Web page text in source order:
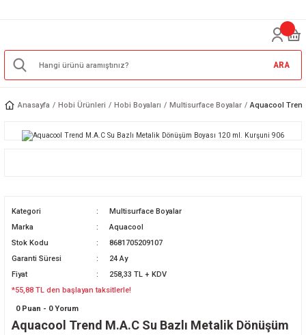
ARA
Anasayfa Hobi Ürünleri Hobi Boyaları Multisurface Boyalar Aquacool
Kategori
Multisurface Boyalar
Marka
Aquacool
Stok Kodu
8681705209107
Garanti Süresi
24 Ay
Fiyat
258,33 TL + KDV
*55,88 TL den başlayan taksitlerle!
0 Puan - 0 Yorum
Aquacool Trend M.A.C Su Bazlı Metalik Dönüşüm